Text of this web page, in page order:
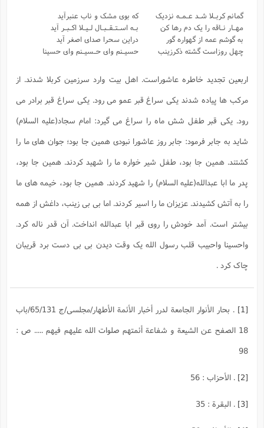
گمانم کربـلا شـد عـمـه نزدیک
که بوی مشک و ناب عنبرآید
مهـار نـاقه را یک دم رها کن
بـه اسـتـقـبـال لـیـلا اکـبـر آید
به گوشم عمه از گهواره گور
دراین سحرا صدای اصغر آید
چهل روزاست گشته ذکرزینب
حسیـنم وای حـسیـنم وای حسینا
اربعین تجدید خاطره عاشوراست. اهل بیت وارد سرزمین کربلا شدند. از
مرکب ها پیاده شدند یکی سراغ قبر عمو می رود. یکی سراغ قبر برادر می
رود. یکی قبر طفل شش ماه را سراغ می گیرد: امام سجاد(علیه السلام)
شاید به جابر فرمود: جابر روز عاشورا نبودی همین جا بود؛ جوان های ما را
کشتند. همین جا بود، طفل شیر خواره ما را شهید کردند. همین جا بود،
پدر ما ابا عبدالله(علیه السلام) را شهید کردند. همین جا بود، خیمه های ما
را به آتش کشیدند. عزیزان ما را اسیر کردند. اما بی بی زینب، داغش از همه
بیشتر است. آمد خودش را روی قبر ابا عبدالله انداخت. آن قدر ناله کرد.
واحسینا واحبیب قلب رسول الله یک وقت دیدن بی بی دست برد قریبان
چاک کرد .
. بحار الأنوار الجامعة لدرر أخبار الأئمة الأطهار/مجلسی/ج 65/131/باب
18 الصفح عن الشيعة و شفاعة أئمتهم صلوات الله عليهم فيهم ..... ص :
98
. الأحزاب : 56
. البقرة : 35